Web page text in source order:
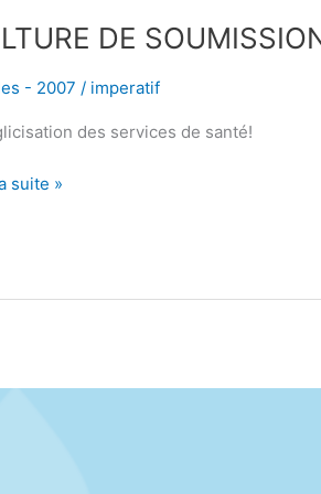
DE
- 2007 / imperatif
des services de santé!
suite »